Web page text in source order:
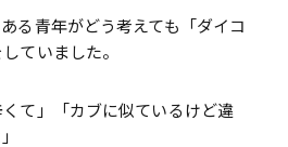
る青年がどう考えても「ダイコ
ていました。
くて」「カブに似ているけど違